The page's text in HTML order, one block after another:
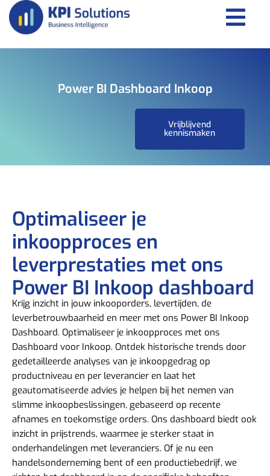
Power BI Dashboard Inkoop
Vrijblijvend
kennismaken
Optimaliseer je
inkoopproces en
leverprestaties met ons
Power BI Inkoop dashboard
Krijg inzicht in jouw inkooporders, levertijden, de
leverbetrouwbaarheid en meer met ons Power BI Inkoop
Dashboard. Optimaliseer je inkoopproces met ons
Dashboard voor Inkoop. Ontdek historische trends door
gedetailleerde analyses van je inkoopgedrag op
productniveau en per leverancier en laat het
geautomatiseerde advies je helpen bij het nemen van
slimme inkoopbeslissingen, gebaseerd op recente
afnames en toekomstige orders. Ons dashboard biedt ook
inzicht in prijstrends, waarmee je sterker staat in
onderhandelingen met leveranciers. Of je nu een
handelsonderneming bent of een productiebedrijf, we